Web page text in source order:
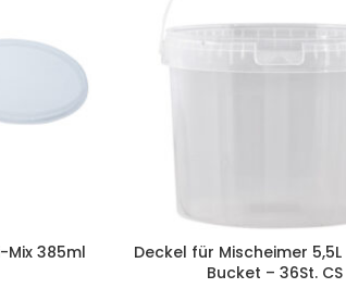
385ml
Deckel für Mischeimer
Bucket – 36St. CS